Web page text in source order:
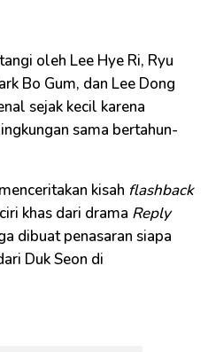
oleh Lee Hye Ri, Ryu
Bo Gum, dan Lee Dong
sejak kecil karena
sama bertahun-
kisah flashback
khas dari drama Reply
dibuat penasaran siapa
Duk Seon di